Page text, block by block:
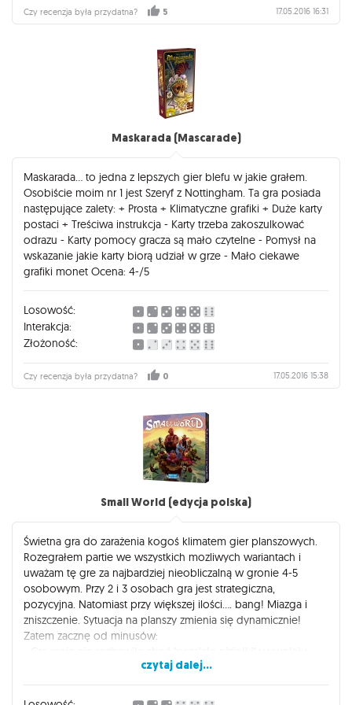
- Angielska wersja jest troszke lepsza (wykonanie, napisy)
Ocena: 5/5
Czy recenzja była przydatna? 5 17.05.2016 16:31
Maskarada (Mascarade)
Maskarada... to jedna z lepszych gier blefu w jakie grałem.
Osobiście moim nr 1 jest Szeryf z Nottingham. Ta gra posiada
następujące zalety: + Prosta + Klimatyczne grafiki + Duże karty
postaci + Treściwa instrukcja - Karty trzeba zakoszulkować
odrazu - Karty pomocy gracza są mało czytelne - Pomysł na
wskazanie jakie karty biorą udział w grze - Mało ciekawe
grafiki monet Ocena: 4-/5
Losowość:
Interakcja:
Złożoność:
Czy recenzja była przydatna? 0 17.05.2016 15:38
Small World (edycja polska)
Świetna gra do zarażenia kogoś klimatem gier planszowych.
Rozegrałem partie we wszystkich mozliwych wariantach i
uważam tę gre za najbardziej nieobliczalną w gronie 4-5
osobowym. Przy 2 i 3 osobach gra jest strategiczna,
pozycyjna. Natomiast przy większej ilości.... bang! Miazga i
zniszczenie. Sytuacja na planszy zmienia się dynamicznie!
Zatem zacznę od minusów:
- Symbole na obszarach łatwo przeoczyć i zasłonić innym
graczom
czytaj dalej...